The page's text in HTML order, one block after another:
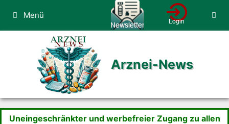
Inhalt
springen
Menü
Arznei-News
Uneingeschränkter und werbefreier Zugang zu allen